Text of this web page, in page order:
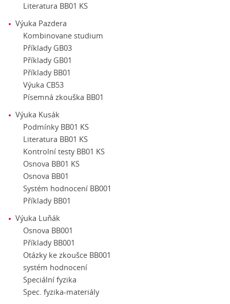
Literatura BB01 KS
Výuka Pazdera
Kombinovane studium
Příklady GB03
Příklady GB01
Příklady BB01
Výuka CB53
Písemná zkouška BB01
Výuka Kusák
Podmínky BB01 KS
Literatura BB01 KS
Kontrolní testy BB01 KS
Osnova BB01 KS
Osnova BB01
Systém hodnocení BB001
Příklady BB01
Výuka Luňák
Osnova BB001
Příklady BB001
Otázky ke zkoušce BB001
systém hodnocení
Speciální fyzika
Spec. fyzika-materiály